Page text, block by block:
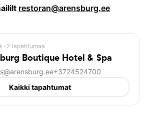
restoran@arensburg.ee
· 2 tapahtumaa
Boutique Hotel & Spa
+3724524700
Kaikki tapahtumat